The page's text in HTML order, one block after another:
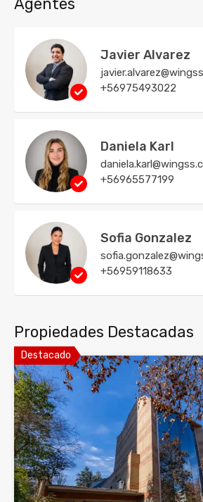
Javier Alvarez
+56975493022
Daniela Karl
+56965577199
Sofia Gonzalez
+56959118633
Propiedades Destacadas
Destacado